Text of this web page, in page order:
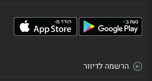
הרשמה לדיוור